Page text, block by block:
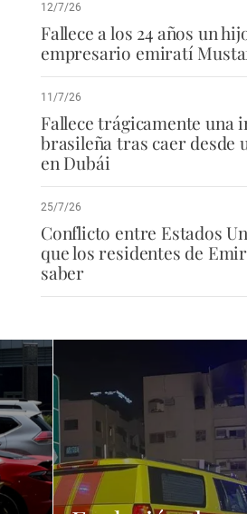
12/7/26
Fallece a los 24 años un
empresario emiratí
11/7/26
Fallece trágicamente una
brasileña tras caer desde
en Dubái
25/7/26
Conflicto entre Estados
que los residentes de
saber